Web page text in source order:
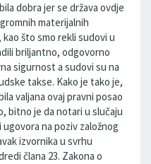
dobra jer se država ovdje
materijalnih
što smo rekli sudovi u
briljantno, odgovorno
sigurnost a sudovi su na
takse. Kako je tako je,
valjana ovaj pravni posao
bitno je da notari u slučaju
na poziv založnog
izvornika u svrhu
člana 23. Zakona o